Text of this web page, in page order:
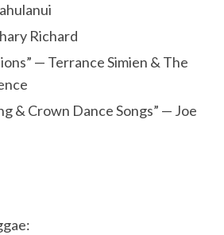
Richard
— Terrance Simien & The
& Crown Dance Songs” — Joe